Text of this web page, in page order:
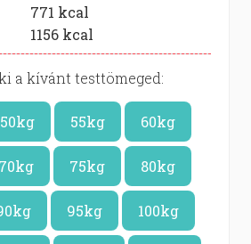
771 kcal
1156 kcal
a kívánt testtömeged:
50kg 55kg 60kg
70kg 75kg 80kg
95kg 100kg